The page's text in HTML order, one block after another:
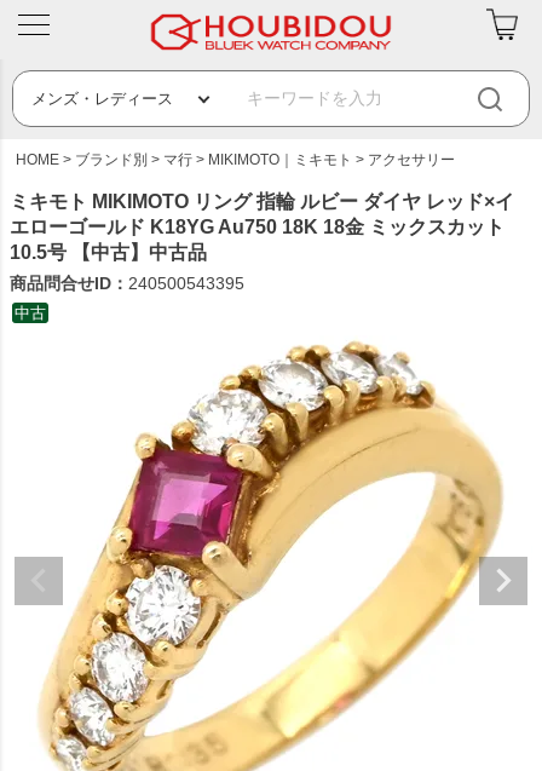
HOME ブランド別 マ行 MIKIMOTO｜ミキモト アクセサリー
ミキモト MIKIMOTO リング 指輪 ルビー ダイヤ レッド×イ
エローゴールド K18YG Au750 18K 18金 ミックスカット
10.5号 【中古】中古品
商品問合せID： 240500543395
中古